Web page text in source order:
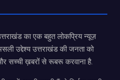
का एक बहुत लोकप्रिय न्यूज़
उद्देश्य उत्तराखंड की जनता को
सच्ची ख़बरों से रूबरू करवाना है.